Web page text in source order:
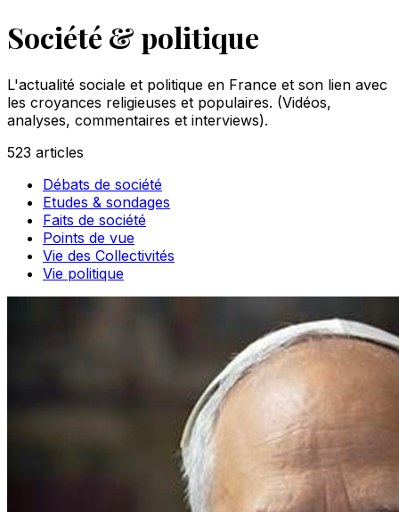
Société & politique
L'actualité sociale et politique en France et son lien avec
les croyances religieuses et populaires. (Vidéos,
analyses, commentaires et interviews).
523 articles
Débats de société
Etudes & sondages
Faits de société
Points de vue
Vie des Collectivités
Vie politique